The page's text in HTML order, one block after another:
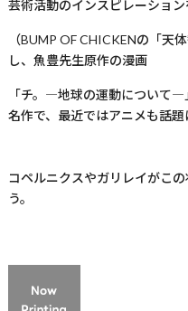
芸術活動のインスピレーション
（BUMP OF CHICKENの「天
し、魚豊先生原作の漫画
「チ。―地球の運動について
名作で、最近ではアニメも話題
コペルニクスやガリレイがこ
う。